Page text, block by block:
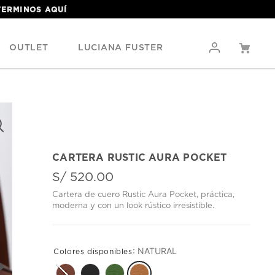
AQUÍ
OUTLET LUCIANA FUSTER
CARTERA RUSTIC AURA POCKET
S/ 520.00
Cartera de cuero Rustic Aura Pocket, práctica,
moderna y con un look rústico irresistible.
: NATURAL